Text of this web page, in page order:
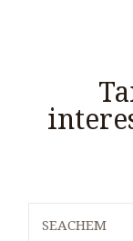
SEACHEM